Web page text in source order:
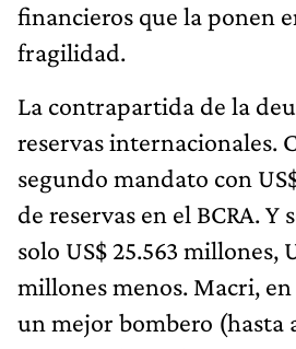
financieros que la ponen
fragilidad.
La contrapartida de la
reservas internacionales.
segundo mandato con
de reservas en el BCRA. Y
solo US$ 25.563 millones,
millones menos. Macri,
un mejor bombero (hasta